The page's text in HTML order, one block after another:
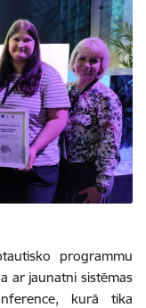
programmu
ar jaunatni sistēmas
kurā tika